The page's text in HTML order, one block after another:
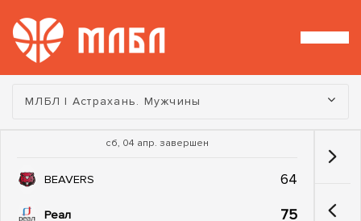
Турнир:
МЛБЛ | Астрахань. Мужчины
сб, 04 апр. завершен
BEAVERS 64
Реал 75